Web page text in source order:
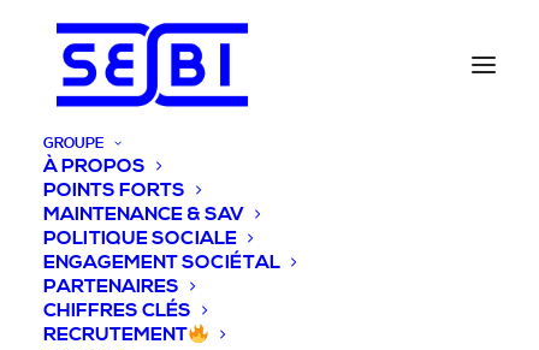
GROUPE
À PROPOS
POINTS FORTS
MAINTENANCE & SAV
POLITIQUE SOCIALE
ENGAGEMENT SOCIÉTAL
PARTENAIRES
CHIFFRES CLÉS
RECRUTEMENT